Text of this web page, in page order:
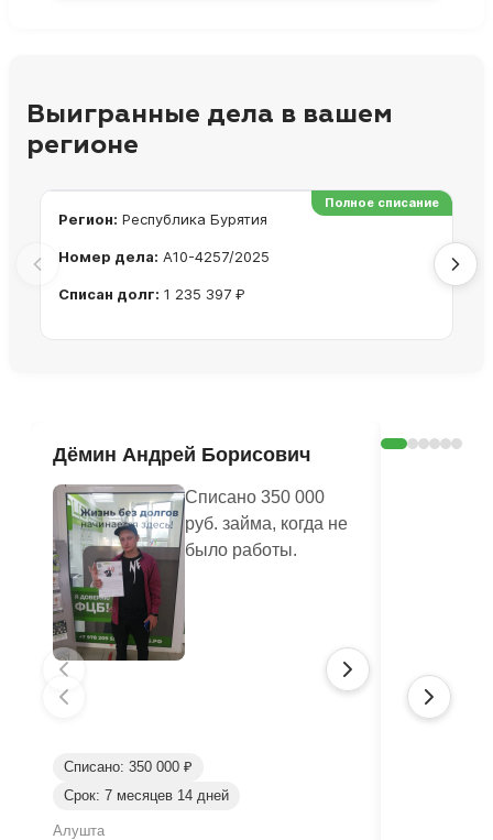
Выигранные дела в вашем
регионе
Полное списание
Регион: Республика Бурятия
Номер дела: А10-4257/2025
Списан долг: 1 235 397 ₽
Дёмин Андрей Борисович
Списано 350 000
руб. займа, когда не
было работы.
Списано: 350 000 ₽
Срок: 7 месяцев 14 дней
Алушта
Пушкина